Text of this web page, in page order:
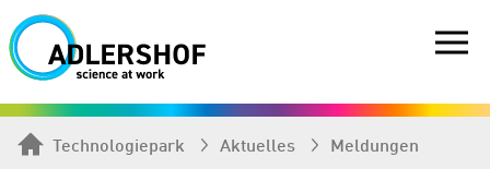
Technologiepark Aktuelles Meldungen